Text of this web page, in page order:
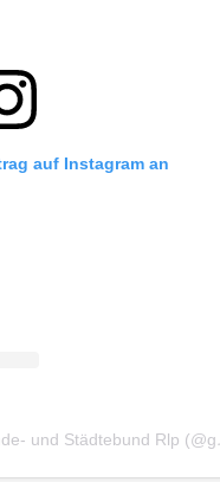
auf Instagram an
Ein